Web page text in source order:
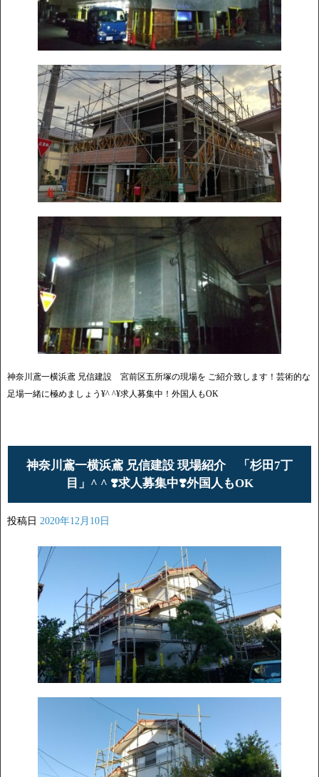
神奈川鳶一横浜鳶 兄信建設 宮前区五所塚の現場を ご紹介致します！芸術的な
足場一緒に極めましょう¥^ ^¥求人募集中！外国人もOK
神奈川鳶一横浜鳶 兄信建設 現場紹介 「杉田7丁
目」^ ^ ❣️求人募集中❣️外国人もOK
投稿日 2020年12月10日